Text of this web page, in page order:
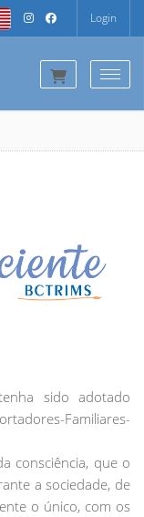
Login
sido adotado
Familiares-
consciência, que o
a sociedade, de
o único, com os